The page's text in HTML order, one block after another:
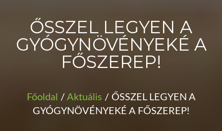
ŐSSZEL LEGYEN A
GYÓGYNÖVÉNYEKÉ A
FŐSZEREP!
Főoldal / Aktuális / ŐSSZEL LEGYEN A
GYÓGYNÖVÉNYEKÉ A FŐSZEREP!